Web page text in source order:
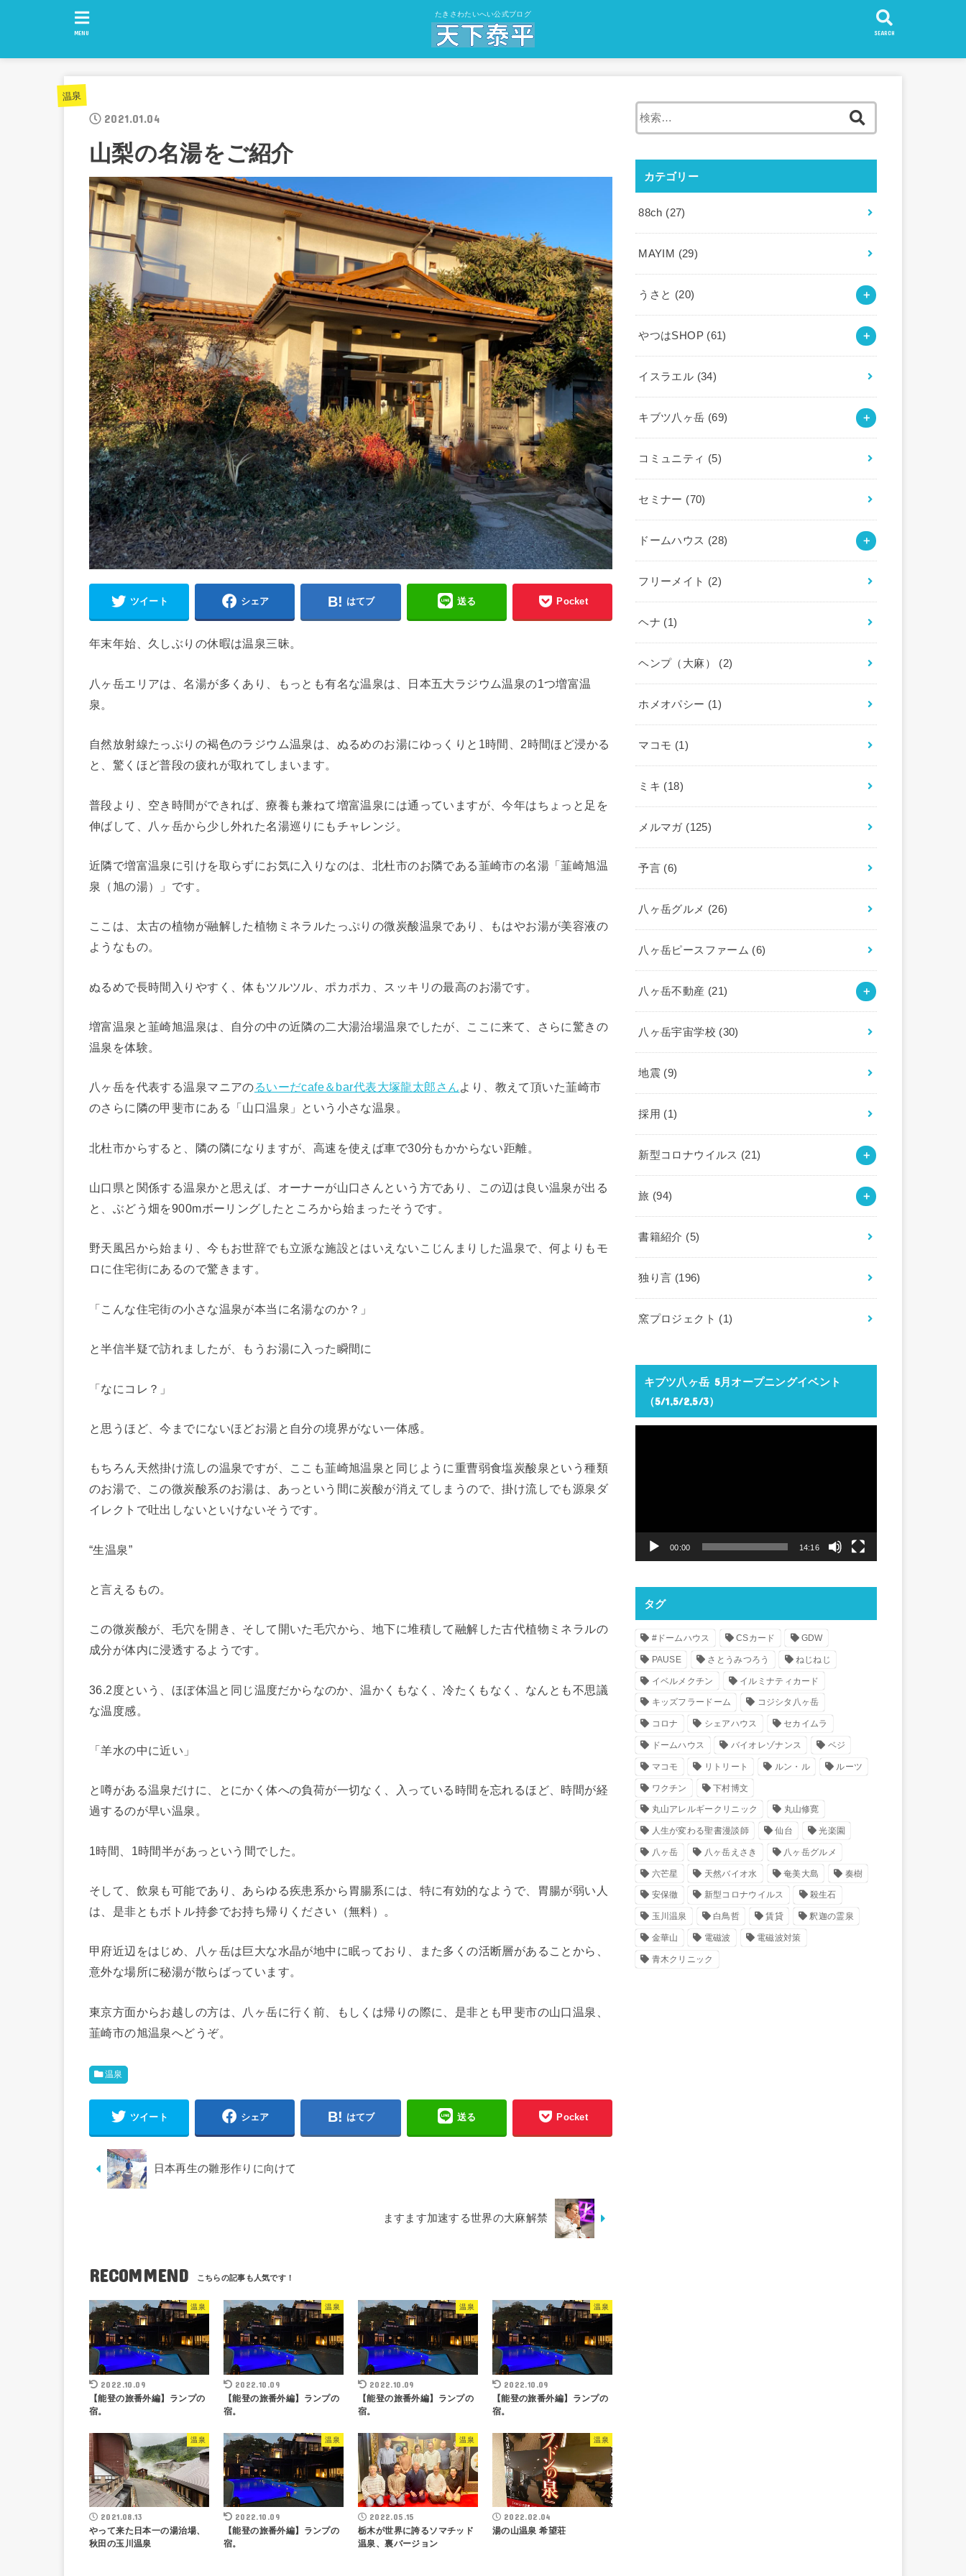
たきさわたいへい公式ブログ
SEARCH
MENU
温泉
2021.01.04
山梨の名湯をご紹介
ツイート シェア はてブ 送る Pocket
年末年始、久しぶりの休暇は温泉三昧。
八ヶ岳エリアは、名湯が多くあり、もっとも有名な温泉は、日本五大ラジウム温泉の1つ増富温
泉。
自然放射線たっぷりの褐色のラジウム温泉は、ぬるめのお湯にゆっくりと1時間、2時間ほど浸かる
と、驚くほど普段の疲れが取れてしまいます。
普段より、空き時間ができれば、療養も兼ねて増富温泉には通っていますが、今年はちょっと足を
伸ばして、八ヶ岳から少し外れた名湯巡りにもチャレンジ。
近隣で増富温泉に引けを取らずにお気に入りなのは、北杜市のお隣である韮崎市の名湯「韮崎旭温
泉（旭の湯）」です。
ここは、太古の植物が融解した植物ミネラルたっぷりの微炭酸温泉であり、もはやお湯が美容液の
ようなもの。
ぬるめで長時間入りやすく、体もツルツル、ポカポカ、スッキリの最高のお湯です。
増富温泉と韮崎旭温泉は、自分の中の近隣の二大湯治場温泉でしたが、ここに来て、さらに驚きの
温泉を体験。
八ヶ岳を代表する温泉マニアのるいーだcafe＆bar代表大塚龍太郎さんより、教えて頂いた韮崎市
のさらに隣の甲斐市にある「山口温泉」という小さな温泉。
北杜市からすると、隣の隣になりますが、高速を使えば車で30分もかからない距離。
山口県と関係する温泉かと思えば、オーナーが山口さんという方であり、この辺は良い温泉が出る
と、ぶどう畑を900mボーリングしたところから始まったそうです。
野天風呂から始まり、今もお世辞でも立派な施設とはいえないこじんまりした温泉で、何よりもモ
ロに住宅街にあるので驚きます。
「こんな住宅街の小さな温泉が本当に名湯なのか？」
と半信半疑で訪れましたが、もうお湯に入った瞬間に
「なにコレ？」
と思うほど、今までにないほどお湯と自分の境界がない一体感。
もちろん天然掛け流しの温泉ですが、ここも韮崎旭温泉と同じように重曹弱食塩炭酸泉という種類
のお湯で、この微炭酸系のお湯は、あっという間に炭酸が消えてしまうので、掛け流しでも源泉ダ
イレクトで吐出しないといけないそうです。
“生温泉”
と言えるもの。
この微炭酸が、毛穴を開き、そして開いた毛穴から、地下に堆積して融解した古代植物ミネラルの
成分が体内に浸透するようです。
36.2度という、ほぼ体温と同じ温度だからなのか、温かくもなく、冷たくもなく、なんとも不思議
な温度感。
「羊水の中に近い」
と噂がある温泉だけに、とにかく体への負荷が一切なく、入っている時間を忘れるほど、時間が経
過するのが早い温泉。
1時間、1時間半があっという間でした。
そして、飲泉も可能であり、あらゆる疾患系から胃腸系には、特に有効的なようで、胃腸が弱い人
は、是非ともボトル持参でお持ち帰りください（無料）。
甲府近辺をはじめ、八ヶ岳は巨大な水晶が地中に眠っており、また多くの活断層があることから、
意外な場所に秘湯が散らばっています。
東京方面からお越しの方は、八ヶ岳に行く前、もしくは帰りの際に、是非とも甲斐市の山口温泉、
韮崎市の旭温泉へどうぞ。
温泉
ツイート シェア はてブ 送る Pocket
日本再生の雛形作りに向けて
ますます加速する世界の大麻解禁
RECOMMEND
温泉
2022.10.09
【能登の旅番外編】ランプの
宿。
温泉
2022.10.09
【能登の旅番外編】ランプの
宿。
温泉
2022.10.09
【能登の旅番外編】ランプの
宿。
温泉
2022.10.09
【能登の旅番外編】ランプの
宿。
温泉
2021.08.13
やって来た日本一の湯治場、
秋田の玉川温泉
温泉
2022.10.09
【能登の旅番外編】ランプの
宿。
温泉
2022.05.15
栃木が世界に誇るソマチッド
温泉、裏バージョン
温泉
2022.02.04
湯の山温泉 希望荘
カテゴリー
88ch (27)
MAYIM (29)
うさと (20)
やつはSHOP (61)
イスラエル (34)
キブツ八ヶ岳 (69)
コミュニティ (5)
セミナー (70)
ドームハウス (28)
フリーメイト (2)
ヘナ (1)
ヘンプ（大麻） (2)
ホメオパシー (1)
マコモ (1)
ミキ (18)
メルマガ (125)
予言 (6)
八ヶ岳グルメ (26)
八ヶ岳ピースファーム (6)
八ヶ岳不動産 (21)
八ヶ岳宇宙学校 (30)
地震 (9)
採用 (1)
新型コロナウイルス (21)
旅 (94)
書籍紹介 (5)
独り言 (196)
窯プロジェクト (1)
キブツ八ヶ岳 5月オープニングイベント
（5/1,5/2,5/3）
ヤ
00:00 14:16
タグ
#ドームハウス CSカード GDW
PAUSE さとうみつろう ねじねじ
イベルメクチン イルミナティカード
キッズフラードーム コジシタ八ヶ岳
コロナ シェアハウス セカイムラ
ドームハウス バイオレゾナンス ベジ
マコモ リトリート ルン・ル ルーツ
ワクチン 下村博文
丸山アレルギークリニック 丸山修寛
人生が変わる聖書漫談師 仙台 光楽園
八ヶ岳 八ヶ岳えさき 八ヶ岳グルメ
六芒星 天然バイオ水 奄美大島 奏樹
安保徹 新型コロナウイルス 殺生石
玉川温泉 白鳥哲 賃貸 釈迦の霊泉
金華山 電磁波 電磁波対策
青木クリニック